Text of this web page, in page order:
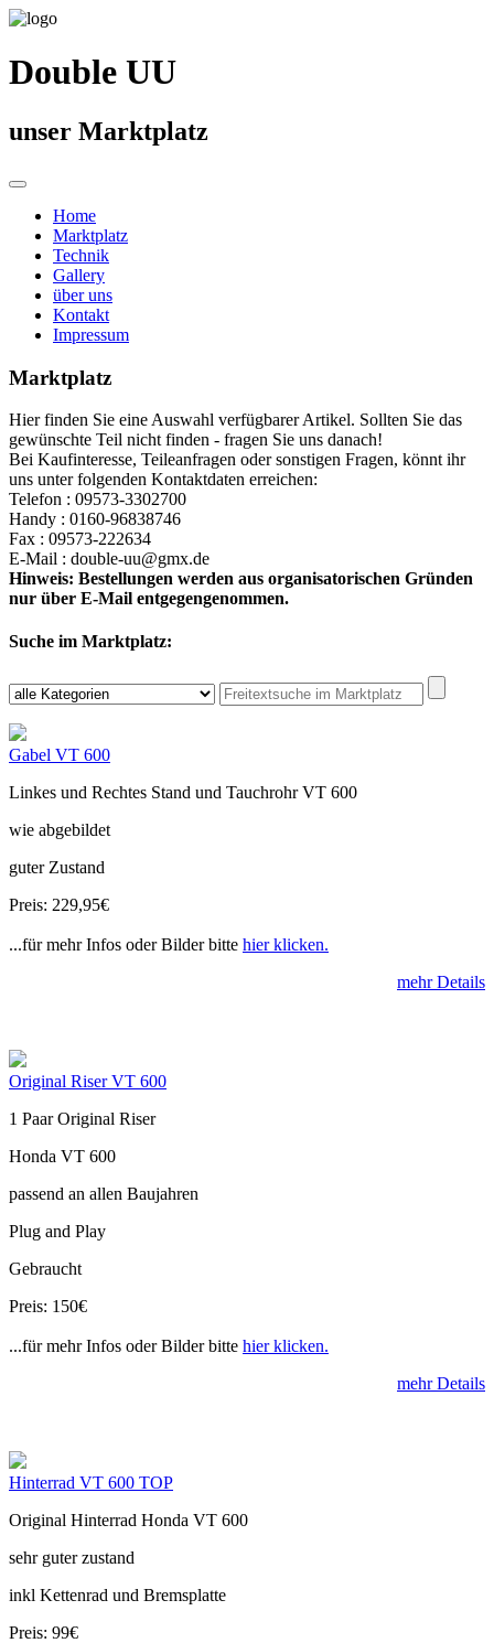
Double UU
unser Marktplatz
Home
Marktplatz
Technik
Gallery
über uns
Kontakt
Impressum
Marktplatz
Hier finden Sie eine Auswahl verfügbarer Artikel. Sollten Sie das
gewünschte Teil nicht finden - fragen Sie uns danach!
Bei Kaufinteresse, Teileanfragen oder sonstigen Fragen, könnt ihr
uns unter folgenden Kontaktdaten erreichen:
Telefon : 09573-3302700
Handy : 0160-96838746
Fax : 09573-222634
E-Mail : double-uu@gmx.de
Hinweis: Bestellungen werden aus organisatorischen Gründen
nur über E-Mail entgegengenommen.
Suche im Marktplatz:
Gabel VT 600
Linkes und Rechtes Stand und Tauchrohr VT 600
wie abgebildet
guter Zustand
Preis: 229,95€
...für mehr Infos oder Bilder bitte hier klicken.
mehr Details
Original Riser VT 600
1 Paar Original Riser
Honda VT 600
passend an allen Baujahren
Plug and Play
Gebraucht
Preis: 150€
...für mehr Infos oder Bilder bitte hier klicken.
mehr Details
Hinterrad VT 600 TOP
Original Hinterrad Honda VT 600
sehr guter zustand
inkl Kettenrad und Bremsplatte
Preis: 99€